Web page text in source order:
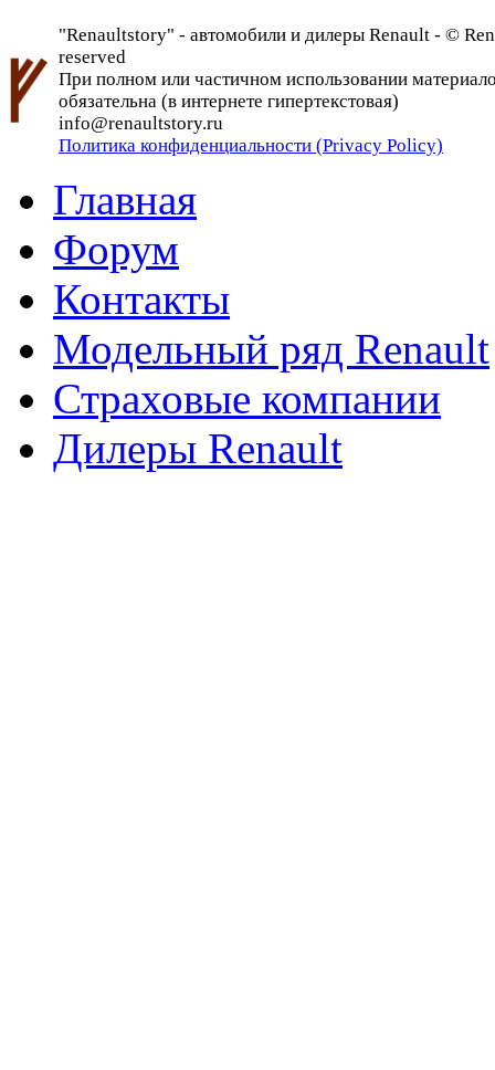
"Renaultstory" - автомобили и дилеры Renault - ©
reserved
При полном или частичном использовании
обязательна (в интернете гипертекстовая)
info@renaultstory.ru
Политика конфиденциальности (Privacy Policy)
Главная
Форум
Контакты
Модельный ряд Renault
Страховые компании
Дилеры Renault